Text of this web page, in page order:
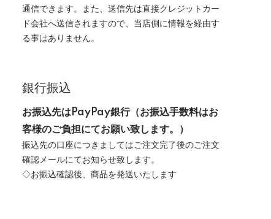
通信できます。また、送信先は直接クレジットカー
ド会社へ送信されますので、当店側に情報を経由す
る事はありません。
銀行振込
お振込先はPayPay銀行（お振込手数料はお
客様のご負担にてお願い致します。）
振込先の口座につきましてはご注文完了後のご注文
確認メールにてお知らせ致します。
◇お振込確認後、商品を発送いたします